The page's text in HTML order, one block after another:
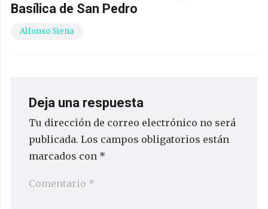
Basílica de San Pedro
Alfonso Siena
Deja una respuesta
Tu dirección de correo electrónico no será
publicada. Los campos obligatorios están
marcados con *